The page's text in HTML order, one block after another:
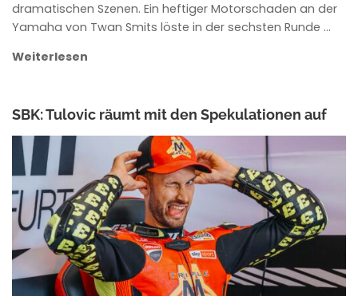
dramatischen Szenen. Ein heftiger Motorschaden an der
Yamaha von Twan Smits löste in der sechsten Runde …
Weiterlesen
SBK: Tulovic räumt mit den Spekulationen auf
ANKE WIECZOREK